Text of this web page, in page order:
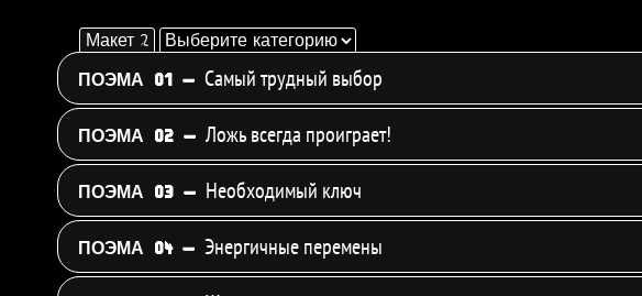
Макет 2
Используйте
выпадающее
меню
ниже,
чтобы
отфильтровать
стихи
по
Выберите
категорию
ПОЭМА 01 - Самый трудный выбор
ПОЭМА 02 - Ложь всегда проиграет!
ПОЭМА 03 - Необходимый ключ
ПОЭМА 04 - Энергичные перемены